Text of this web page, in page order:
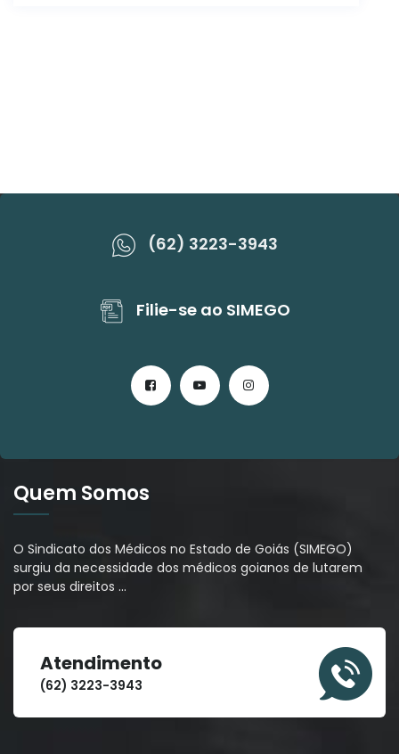
(62) 3223-3943
Filie-se ao SIMEGO
Quem Somos
O Sindicato dos Médicos no Estado de Goiás (SIMEGO)
surgiu da necessidade dos médicos goianos de lutarem
por seus direitos …
Atendimento
(62) 3223-3943